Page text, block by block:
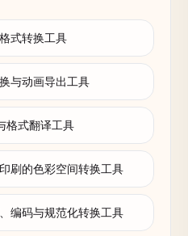
式转换工具
与动画导出工具
格式翻译工具
刷的色彩空间转换工具
编码与规范化转换工具